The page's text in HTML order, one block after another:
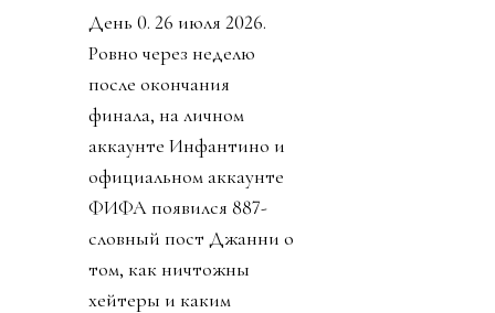
День 0. 26 июля 2026.
Ровно через неделю
после окончания
финала, на личном
аккаунте Инфантино и
официальном аккаунте
ФИФА появился 887-
словный пост Джанни о
том, как ничтожны
хейтеры и каким